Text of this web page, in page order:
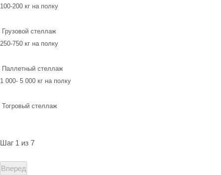
100-200 кг на полку
Грузовой стеллаж
250-750 кг на полку
Паллетный стеллаж
1 000- 5 000 кг на полку
Тогровый стеллаж
Шаг 1 из 7
Вперед